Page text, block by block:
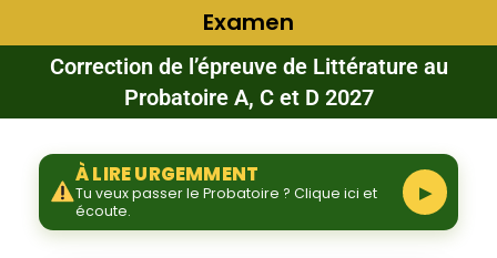
Examen
Correction de l’épreuve de Littérature au
Probatoire A, C et D 2027
À LIRE URGEMMENT
Tu veux passer le Probatoire ? Clique ici et
écoute.
▶